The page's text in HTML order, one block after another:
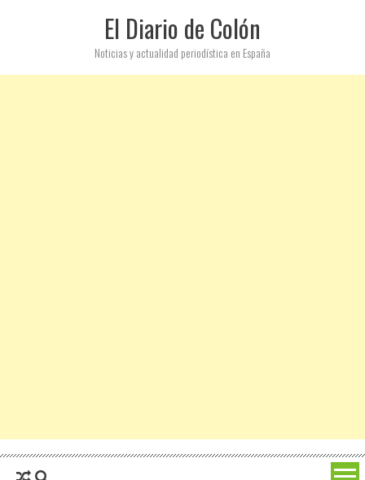
El Diario de Colón
Noticias y actualidad periodística en España